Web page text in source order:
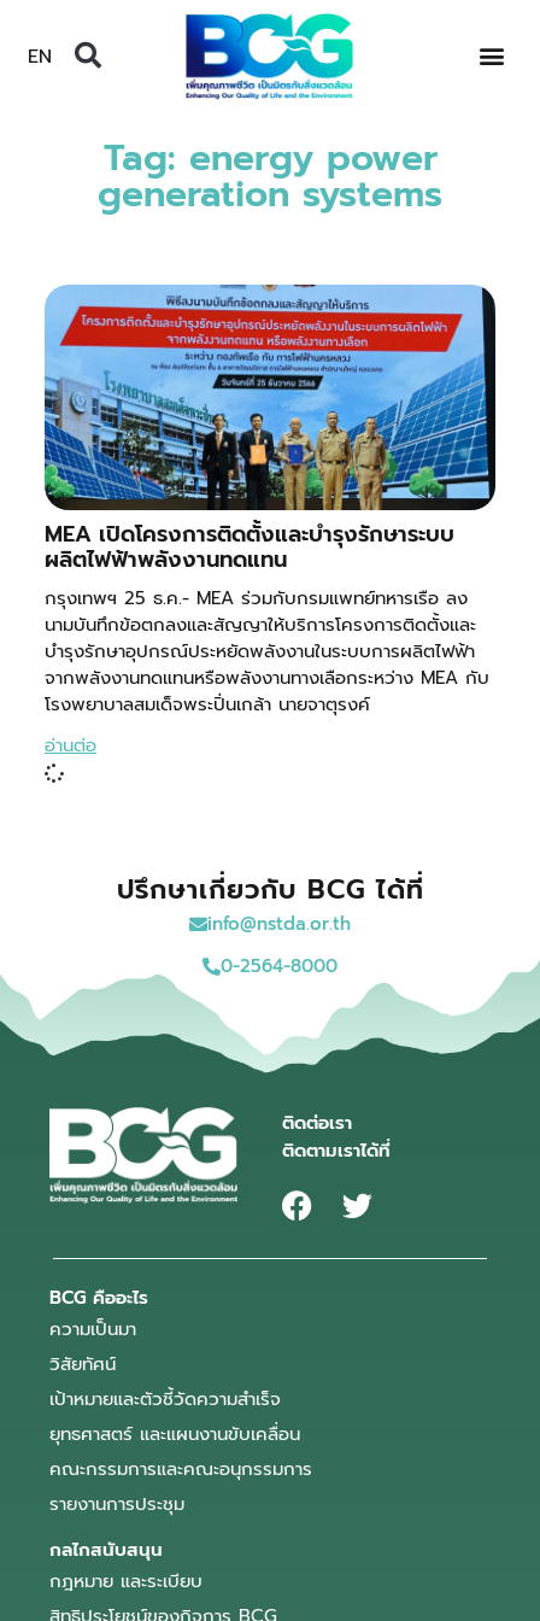
EN
Tag: energy power
generation systems
MEA เปิดโครงการติดตั้งและบำรุงรักษาระบบ
ผลิตไฟฟ้าพลังงานทดแทน
กรุงเทพฯ 25 ธ.ค.- MEA ร่วมกับกรมแพทย์ทหารเรือ ลง
นามบันทึกข้อตกลงและสัญญาให้บริการโครงการติดตั้งและ
บำรุงรักษาอุปกรณ์ประหยัดพลังงานในระบบการผลิตไฟฟ้า
จากพลังงานทดแทนหรือพลังงานทางเลือกระหว่าง MEA กับ
โรงพยาบาลสมเด็จพระปิ่นเกล้า นายจาตุรงค์
อ่านต่อ
ปรึกษาเกี่ยวกับ BCG ได้ที่
info@nstda.or.th
0-2564-8000
ติดต่อเรา
ติดตามเราได้ที่
BCG คืออะไร
ความเป็นมา
วิสัยทัศน์
เป้าหมายและตัวชี้วัดความสำเร็จ
ยุทธศาสตร์ และแผนงานขับเคลื่อน
คณะกรรมการและคณะอนุกรรมการ
รายงานการประชุม
กลไกสนับสนุน
กฎหมาย และระเบียบ